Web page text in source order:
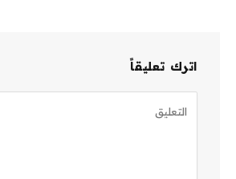
اترك تعليقاً